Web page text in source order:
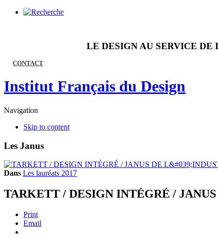
LE DESIGN AU SERVICE
CONTACT
Institut Français du Design
Navigation
Skip to content
Les Janus
Dans Les lauréats 2017
TARKETT / DESIGN INTÉGRÉ /
Print
Email